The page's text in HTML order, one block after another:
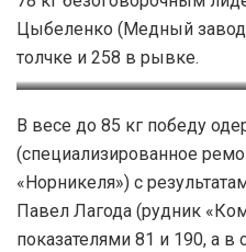
Цыбеленко (Медный
толчке и 258 в рывке.
Роман
В весе до 85 кг победу
(специализированное
«Норникеля») с
Павел Лагода (рудник
показателями 81 и 190, а